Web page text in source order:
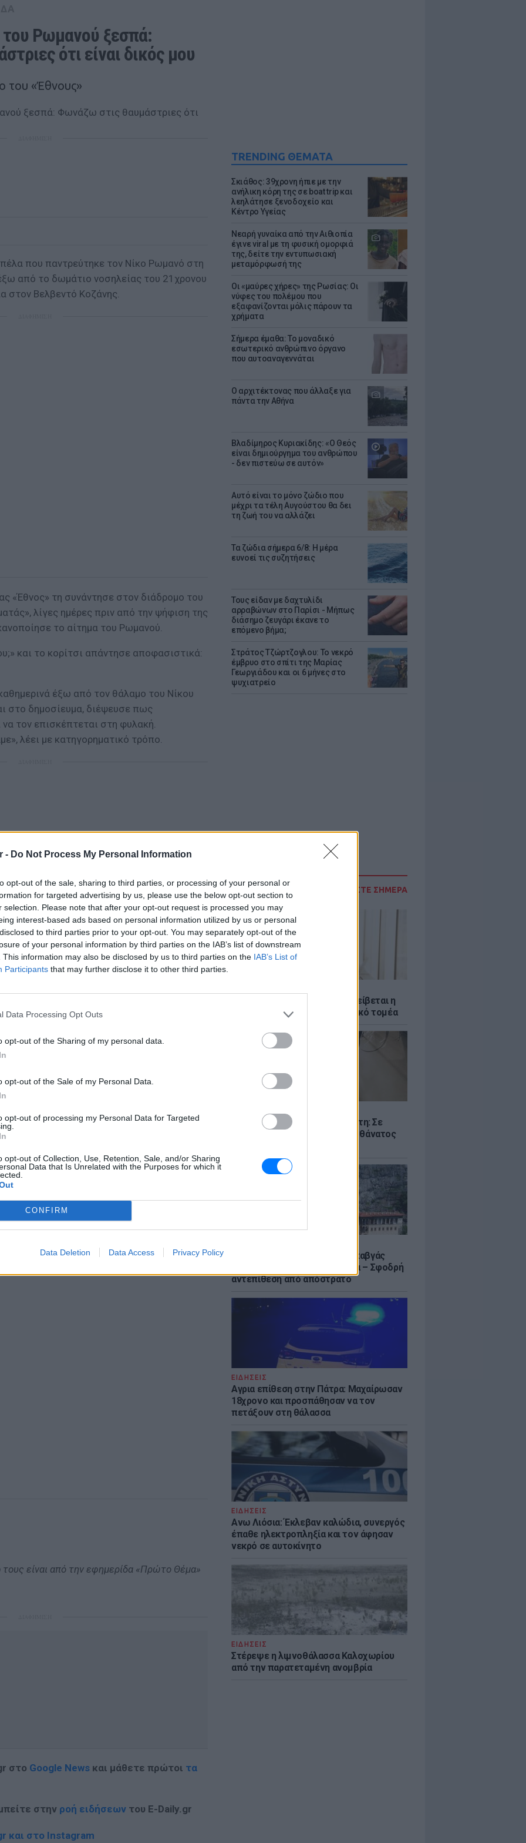
- Do Not Process My Personal Information
opt-out of the sale, sharing to third parties, or processing of your personal or
for targeted advertising by us, please use the below opt-out section to
selection. Please note that after your opt-out request is processed you may
interest-based ads based on personal information utilized by us or personal
to third parties prior to your opt-out. You may separately opt-out of the
of your personal information by third parties on the IAB’s list of downstream
This information may also be disclosed by us to third parties on the IAB’s List of
Participants that may further disclose it to other third parties.
Data Processing Opt Outs
opt-out of the Sharing of my personal data.
opt-out of the Sale of my Personal Data.
opt-out of processing my Personal Data for Targeted
opt-out of Collection, Use, Retention, Sale, and/or Sharing
Data that Is Unrelated with the Purposes for which it
CONFIRM
Data Deletion Data Access Privacy Policy
TRENDING ΘΕΜΑΤΑ
Σκιάθος: 39χρονη ήπιε με την
ανήλικη κόρη της σε boat trip και
λεηλάτησε ξενοδοχείο και
Κέντρο Υγείας
Νεαρή γυναίκα από την Αιθιοπία
έγινε viral με τη φυσική ομορφιά
της, δείτε την εντυπωσιακή
μεταμόρφωσή της
Οι «μαύρες χήρες» της Ρωσίας: Οι
νύφες του πολέμου που
εξαφανίζονται μόλις πάρουν τα
χρήματα
Σήμερα έμαθα: Το μοναδικό
εσωτερικό ανθρώπινο όργανο
που αυτοαναγεννάται
Ο αρχιτέκτονας που άλλαξε για
πάντα την Αθήνα
Βλαδίμηρος Κυριακίδης: «Ο Θεός
είναι δημιούργημα του ανθρώπου
- δεν πιστεύω σε αυτόν»
Αυτό είναι το μόνο ζώδιο που
μέχρι τα τέλη Αυγούστου θα δει
τη ζωή του να αλλάζει
Τα ζώδια σήμερα 6/8: Η μέρα
ευνοεί τις συζητήσεις
Τους είδαν με δαχτυλίδι
αρραβώνων στο Παρίσι - Μήπως
διάσημο ζευγάρι έκανε το
επόμενο βήμα;
Στράτος Τζώρτζογλου: Το νεκρό
έμβρυο στο σπίτι της Μαρίας
Γεωργιάδου και οι 6 μήνες στο
ψυχιατρείο
ΔΙΑΒΑΣΤΕ ΣΗΜΕΡΑ
Δεκαπενταύγουστος: Πώς αμείβεται η
εργασία την αργία στον ιδιωτικό τομέα
Μυστράς -πτώμα σε καταψύκτη: Σε
παθολογικά αίτια οφείλεται ο θάνατος
Παναγία Σουμελά: Τουρκικός καβγάς
μετά τη σύγκριση με τη Μέκκα – Σφοδρή
αντεπίθεση από απόστρατο
ΕΙΔΗΣΕΙΣ
Αγρια επίθεση στην Πάτρα: Μαχαίρωσαν
18χρονο και προσπάθησαν να τον
πετάξουν στη θάλασσα
ΕΙΔΗΣΕΙΣ
Ανω Λιόσια: Έκλεβαν καλώδια, συνεργός
έπαθε ηλεκτροπληξία και τον άφησαν
νεκρό σε αυτοκίνητο
ΕΙΔΗΣΕΙΣ
Στέρεψε η λιμνοθάλασσα Καλοχωρίου
από την παρατεταμένη ανομβρία
του Ρωμανού ξεσπά:
ότι είναι δικός μου
του «Έθνους»
που παντρεύτηκε τον Νίκο Ρωμανό στη
από το δωμάτιο νοσηλείας του 21χρονου
στον Βελβεντό Κοζάνης.
«Έθνος» τη συνάντησε στον διάδρομο του
λίγες ημέρες πριν από την ψήφιση της
το αίτημα του Ρωμανού.
και το κορίτσι απάντησε αποφασιστικά:
έξω από τον θάλαμο του Νίκου
στο δημοσίευμα, διέψευσε πως
τον επισκέπτεται στη φυλακή.
λέει με κατηγορηματικό τρόπο.
τι θα αποφασίσουν στη Βουλή. Αν
ξέρω, ο Νίκος είναι πολύ δυνατός. Όταν
τέλος», είπε η Βιργινία στη δημοσιογράφο,
τον απεργό πείνας καθημερινά.
αποκαλύπτοντας ότι ο σύζυγός της έχει
του έστελναν γράμματα
εκτός των άλλων, και τον θαυμασμό
της: «Του γράφουν διάφορα. Θα ήθελα
μου! Είναι δικός μου», δήλωσε
είναι από την εφημερίδα «Πρώτο Θέμα»
στο Google News και μάθετε πρώτοι τα
στην ροή ειδήσεων του E-Daily.gr
και στο Instagram